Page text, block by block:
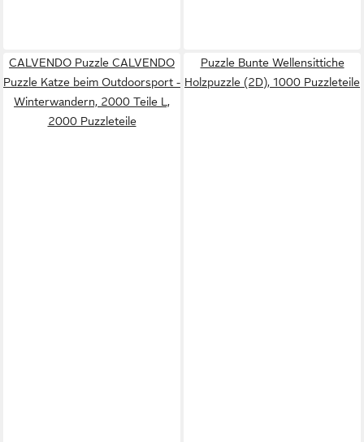
CALVENDO Puzzle CALVENDO
Puzzle Katze beim Outdoorsport -
Winterwandern, 2000 Teile L,
2000 Puzzleteile
Puzzle Bunte Wellensittiche
Holzpuzzle (2D), 1000 Puzzleteile